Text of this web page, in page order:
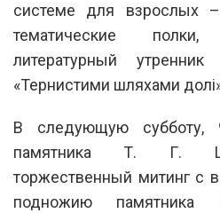
системе для взрослых
тематические
литературный утренник
«Тернистими шляхами
В следующую
памятника Т. Г.
торжественный митинг с
подножию памятника